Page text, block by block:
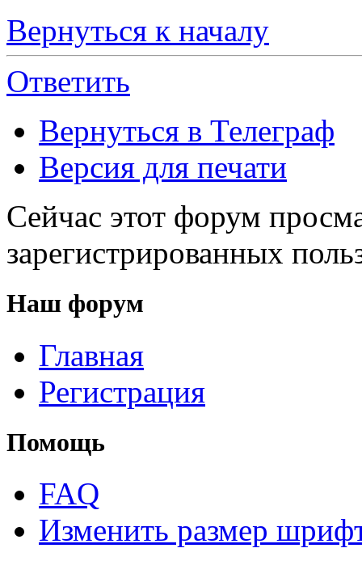
Вернуться к началу
Ответить
Вернуться в Телеграф
Версия для печати
Сейчас этот форум
зарегистрированных
Наш форум
Главная
Регистрация
Помощь
FAQ
Изменить размер